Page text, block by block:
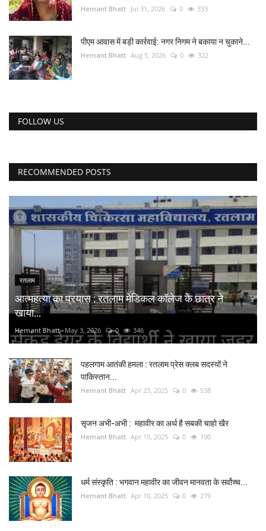
Hemant Bhatt Jul 31, 2026 0 333
पीएम आवास में बड़ी कार्रवाई: नगर निगम ने बकाया न चुकाने...
Hemant Bhatt Aug 5, 2026 0 322
FOLLOW US
RECOMMENDED POSTS
रतलाम
आत्महत्या का प्रयास : रतलाम मेडिकल कॉलेज के छात्र ने
खाया...
Hemant Bhatt May 3, 2026 0 346
पहलगाम आतंकी हमला : रतलाम प्रेस क्लब सदस्यों ने
पाकिस्तान...
Hemant Bhatt Apr 23, 2025 0 538
सृजन अभी-अभी : महावीर का अर्थ है सबकी चाहो खैर
Hemant Bhatt Apr 10, 2025 0 190
धर्म संस्कृति : भगवान महावीर का जीवन मानवता के सर्वोच्च...
Hemant Bhatt Apr 10, 2025 0 279